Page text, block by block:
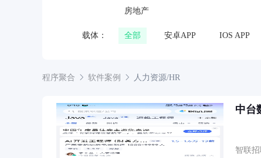
房地产
载体： 全部 安卓APP IOS APP
程序聚合 软件案例 人力资源/HR
中台
智联